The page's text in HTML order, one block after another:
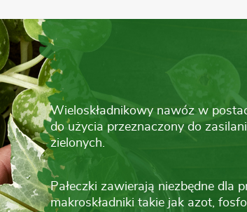
Wieloskładnikowy nawóz w
do użycia przeznaczony do
zielonych.
Pałeczki zawierają niezbędne dla
makroskładniki takie jak azot,